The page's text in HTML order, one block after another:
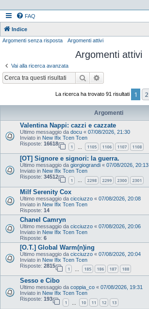
FAQ
Indice
Argomenti senza risposta Argomenti attivi
Argomenti attivi
Vai alla ricerca avanzata
Cerca
La ricerca ha trovato 91 risultati 1 2
Argomenti
Valentina Nappi: cazzi e cazzate
Ultimo messaggio da docu « 07/08/2026, 21:30
Inviato in New Ifix Tcen Tcen
Risposte: 16618
1 1105 1106 1107 1108
[OT] Signore e signori: la guerra.
Ultimo messaggio da giorgiograndi « 07/08/2026, 20:13
Inviato in New Ifix Tcen Tcen
Risposte: 34512
1 … 2298 2299 2300 2301
Milf Serenity Cox
Ultimo messaggio da cicciuzzo « 07/08/2026, 20:08
Inviato in New Ifix Tcen Tcen
Risposte: 14
Chanel Camryn
Ultimo messaggio da cicciuzzo « 07/08/2026, 20:06
Inviato in New Ifix Tcen Tcen
Risposte: 6
[O.T.] Global Warm(n)ing
Ultimo messaggio da cicciuzzo « 07/08/2026, 20:04
Inviato in New Ifix Tcen Tcen
Risposte: 2815
1 185 186 187 188
Sesso e Cibo
Ultimo messaggio da coppia_co « 07/08/2026, 19:31
Inviato in New Ifix Tcen Tcen
Risposte: 193
1 10 11 12 13